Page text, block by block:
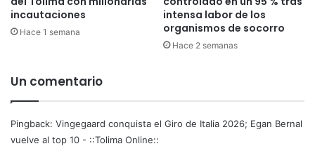
incautaciones
Hace 1 semana
intensa labor de los
organismos de socorro
Hace 2 semanas
Un comentario
Pingback: Vingegaard conquista el Giro de Italia 2026; Egan Bernal
vuelve al top 10 - ::Tolima Online::